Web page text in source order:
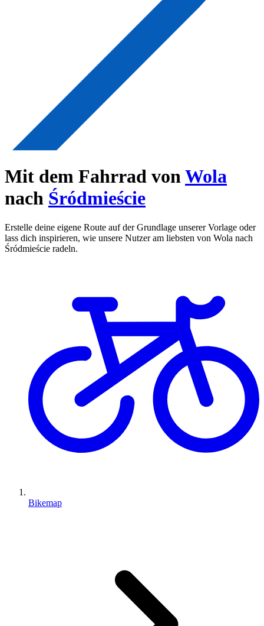
Mit dem Fahrrad von Wola
nach Śródmieście
Erstelle deine eigene Route auf der Grundlage unserer Vorlage oder
lass dich inspirieren, wie unsere Nutzer am liebsten von Wola nach
Śródmieście radeln.
Bikemap